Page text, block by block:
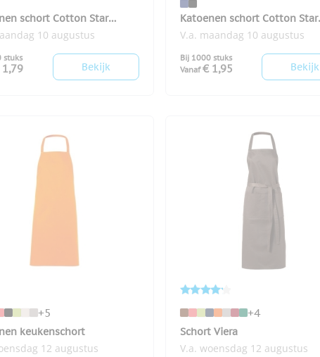
schort Cotton Star
10 augustus
stuks
Bekijk
Katoenen schort Cotton Star
gekleurd
V.a. maandag 10 augustus
Bij 1000 stuks
Vanaf € 1,95 Bekijk
+5
keukenschort
12 augustus
+4
Schort Viera
V.a. woensdag 12 augustus